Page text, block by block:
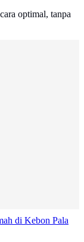
optimal, tanpa
di Kebon Pala